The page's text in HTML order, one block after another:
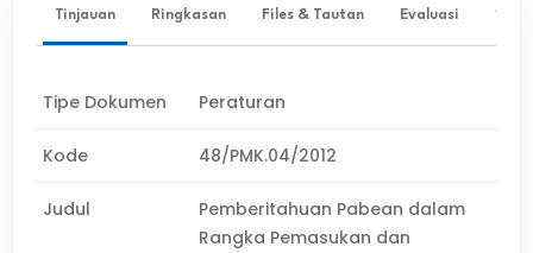
Tinjauan Ringkasan Files & Tautan Evaluasi ✨
Tipe Dokumen Peraturan
Kode 48/PMK.04/2012
Judul
Pemberitahuan Pabean dalam
Rangka Pemasukan dan